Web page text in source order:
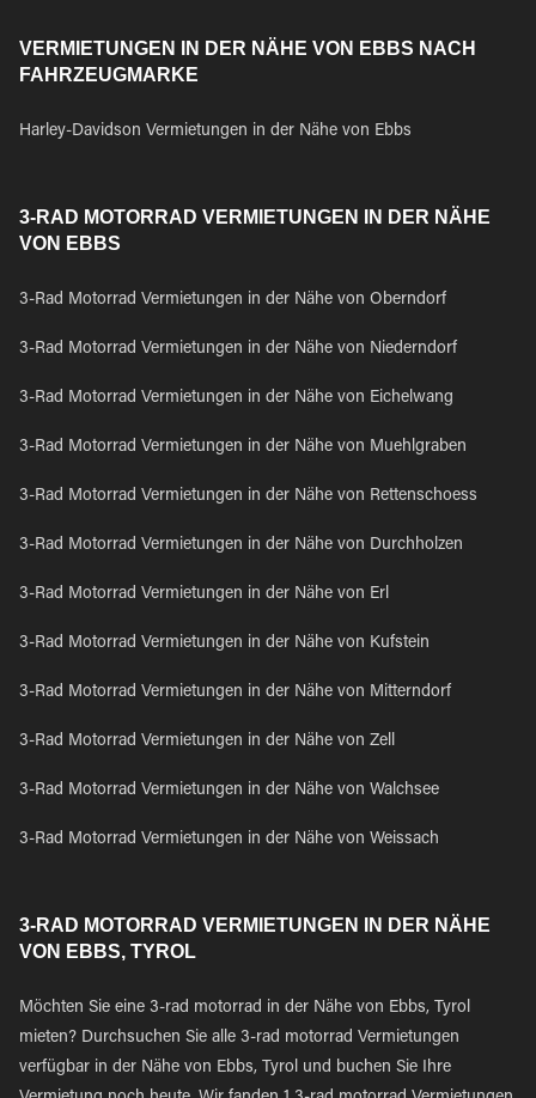
VERMIETUNGEN IN DER NÄHE VON EBBS NACH
FAHRZEUGMARKE
Harley-Davidson Vermietungen in der Nähe von Ebbs
3-RAD MOTORRAD VERMIETUNGEN IN DER NÄHE
VON EBBS
3-Rad Motorrad Vermietungen in der Nähe von Oberndorf
3-Rad Motorrad Vermietungen in der Nähe von Niederndorf
3-Rad Motorrad Vermietungen in der Nähe von Eichelwang
3-Rad Motorrad Vermietungen in der Nähe von Muehlgraben
3-Rad Motorrad Vermietungen in der Nähe von Rettenschoess
3-Rad Motorrad Vermietungen in der Nähe von Durchholzen
3-Rad Motorrad Vermietungen in der Nähe von Erl
3-Rad Motorrad Vermietungen in der Nähe von Kufstein
3-Rad Motorrad Vermietungen in der Nähe von Mitterndorf
3-Rad Motorrad Vermietungen in der Nähe von Zell
3-Rad Motorrad Vermietungen in der Nähe von Walchsee
3-Rad Motorrad Vermietungen in der Nähe von Weissach
3-RAD MOTORRAD VERMIETUNGEN IN DER NÄHE
VON EBBS, TYROL
Möchten Sie eine 3-rad motorrad in der Nähe von Ebbs, Tyrol
mieten? Durchsuchen Sie alle 3-rad motorrad Vermietungen
verfügbar in der Nähe von Ebbs, Tyrol und buchen Sie Ihre